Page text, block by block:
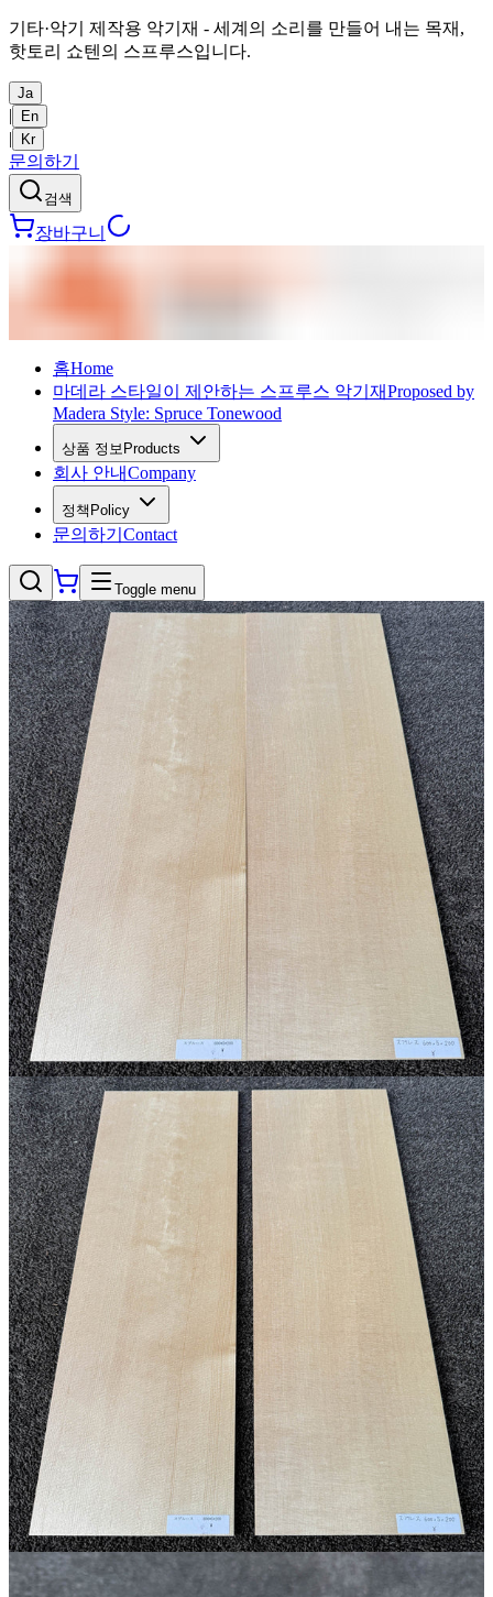
기타·악기 제작용 악기재 - 세계의 소리를 만들어 내는 목재,
핫토리 쇼텐의 스프루스입니다.
Ja
| En
| Kr
문의하기
검색
장바구니
홈Home
마데라 스타일이 제안하는 스프루스 악기재Proposed by
Madera Style: Spruce Tonewood
상품 정보 Products
회사 안내Company
정책 Policy
문의하기 Contact
Toggle menu